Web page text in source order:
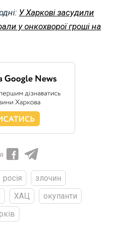
У Харкові засудили
у онкохворої гроші на
росія
злочин
ХАЦ
окупанти